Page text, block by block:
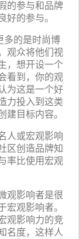
的参与和品牌
好的参与。
多的是时尚博
观众将他们视
，想开设一个
看到，你的观
为这是一个好
力投入到这类
建目标内容。
人或宏观影响
区创造品牌知
率比使用宏观
观影响者是很
宏观影响者。
观影响力的竞
名度，这样人